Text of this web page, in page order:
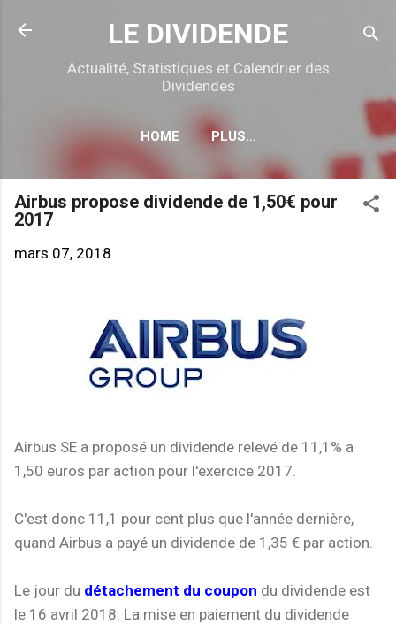
Accéder au contenu principal
LE DIVIDENDE
Actualité, Statistiques et Calendrier des
Dividendes
HOME PLUS…
CALENDRIER DÉTACHEMENTS
Airbus propose dividende de 1,50€ pour
2017
mars 07, 2018
Airbus SE a proposé un dividende relevé de 11,1% a
1,50 euros par action pour l'exercice 2017.
C'est donc 11,1 pour cent plus que l'année dernière,
quand Airbus a payé un dividende de 1,35 € par action.
Le jour du détachement du coupon du dividende est
le 16 avril 2018. La mise en paiement du dividende